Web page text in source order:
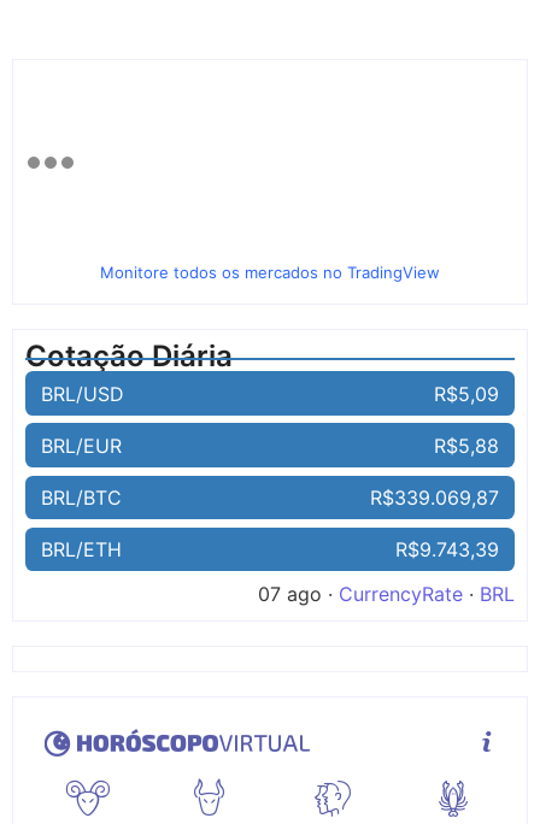
Monitore todos os mercados no TradingView
Cotação Diária
BRL/USD R$5,09
BRL/EUR R$5,88
BRL/BTC R$339.069,87
BRL/ETH
R$9.743,39
07 ago · CurrencyRate · BRL